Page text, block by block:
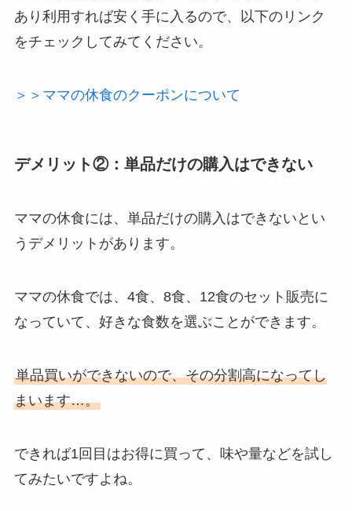
あり利用すれば安く手に入るので、以下のリンク
をチェックしてみてください。
＞＞ママの休食のクーポンについて
デメリット②：単品だけの購入はできない
ママの休食には、単品だけの購入はできないとい
うデメリットがあります。
ママの休食では、4食、8食、12食のセット販売に
なっていて、好きな食数を選ぶことができます。
単品買いができないので、その分割高になってし
まいます…。
できれば1回目はお得に買って、味や量などを試し
てみたいですよね。